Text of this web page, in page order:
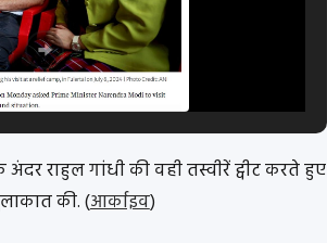
राहुल गांधी की वही तस्वीरें ट्वीट करते हुए
की. (आर्काइव)